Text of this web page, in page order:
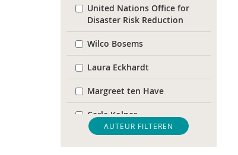
United Nations Office for
Disaster Risk Reduction
Wilco Bosems
Laura Eckhardt
Margreet ten Have
Carla Kolner
Hadassah Kuper
AUTEUR FILTEREN